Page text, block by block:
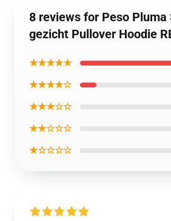
8 reviews for Peso Pluma
gezicht Pullover Hoodie
★★★★★
★★★★☆
★★★☆☆
★★☆☆☆
★☆☆☆☆